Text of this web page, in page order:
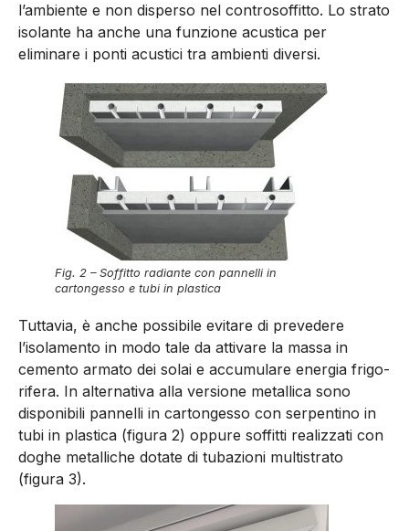
l’ambiente e non disperso nel controsoffitto. Lo strato
isolante ha anche una funzione acustica per
eliminare i ponti acustici tra ambienti diversi.
Fig. 2 – Soffitto radiante con pannelli in
cartongesso e tubi in plastica
Tuttavia, è anche possibi­le evitare di prevedere
l’isolamento in modo tale da attivare la massa in
cemento armato dei solai e accumulare energia frigo­
rifera. In alternativa alla versione metallica sono
disponibili pan­nelli in cartongesso con serpentino in
tubi in plastica (figura 2) oppure soffitti realizzati con
doghe metalliche dotate di tubazioni multistrato
(figura 3).